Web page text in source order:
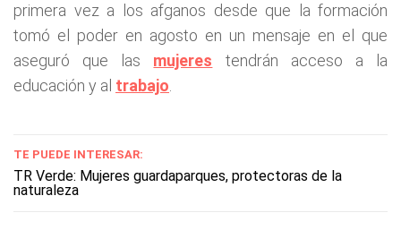
primera vez a los afganos desde que la formación
tomó el poder en agosto en un mensaje en el que
aseguró que las mujeres tendrán acceso a la
educación y al trabajo
TE PUEDE INTERESAR:
TR Verde: Mujeres guardaparques, protectoras de la
naturaleza